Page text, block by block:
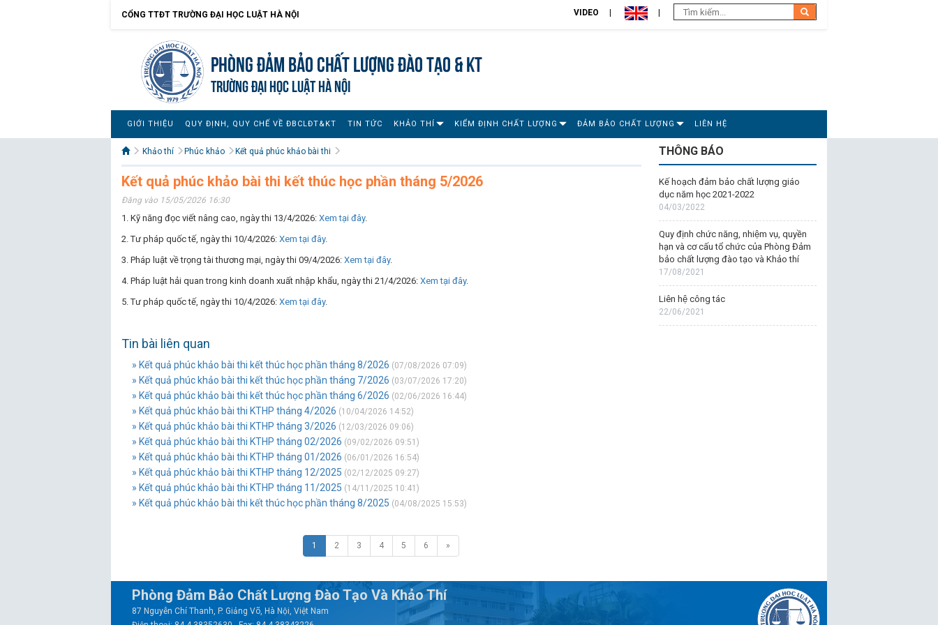
CỔNG TTĐT TRƯỜNG ĐẠI HỌC LUẬT HÀ NỘI VIDEO
Phòng Đảm bảo chất lượng đào tạo & KT
TRƯỜNG ĐẠI HỌC LUẬT HÀ NỘI
GIỚI THIỆU QUY ĐỊNH, QUY CHẾ VỀ ĐBCLĐT&KT TIN TỨC KHẢO THÍ KIỂM ĐỊNH CHẤT LƯỢNG ĐẢM BẢO CHẤT LƯỢNG LIÊN HỆ
Khảo thí Phúc khảo Kết quả phúc khảo bài thi
Kết quả phúc khảo bài thi kết thúc học phần tháng 5/2026
Đăng vào 15/05/2026 16:30
1. Kỹ năng đọc viết nâng cao, ngày thi 13/4/2026: Xem tại đây.
2. Tư pháp quốc tế, ngày thi 10/4/2026: Xem tại đây.
3. Pháp luật về trọng tài thương mại, ngày thi 09/4/2026: Xem tại đây.
4. Pháp luật hải quan trong kinh doanh xuất nhập khẩu, ngày thi 21/4/2026: Xem tại đây.
5. Tư pháp quốc tế, ngày thi 10/4/2026: Xem tại đây.
Tin bài liên quan
» Kết quả phúc khảo bài thi kết thúc học phần tháng 8/2026 (07/08/2026 07:09)
» Kết quả phúc khảo bài thi kết thúc học phần tháng 7/2026 (03/07/2026 17:20)
» Kết quả phúc khảo bài thi kết thúc học phần tháng 6/2026 (02/06/2026 16:44)
» Kết quả phúc khảo bài thi KTHP tháng 4/2026 (10/04/2026 14:52)
» Kết quả phúc khảo bài thi KTHP tháng 3/2026 (12/03/2026 09:06)
» Kết quả phúc khảo bài thi KTHP tháng 02/2026 (09/02/2026 09:51)
» Kết quả phúc khảo bài thi KTHP tháng 01/2026 (06/01/2026 16:54)
» Kết quả phúc khảo bài thi KTHP tháng 12/2025 (02/12/2025 09:27)
» Kết quả phúc khảo bài thi KTHP tháng 11/2025 (14/11/2025 10:41)
» Kết quả phúc khảo bài thi kết thúc học phần tháng 8/2025 (04/08/2025 15:53)
1 2 3 4 5 6 »
THÔNG BÁO
Kế hoạch đảm bảo chất lượng giáo
dục năm học 2021-2022
04/03/2022
Quy định chức năng, nhiệm vụ, quyền
hạn và cơ cấu tổ chức của Phòng Đảm
bảo chất lượng đào tạo và Khảo thí
17/08/2021
Liên hệ công tác
22/06/2021
Phòng Đảm Bảo Chất Lượng Đào Tạo Và Khảo Thí
87 Nguyễn Chí Thanh, P. Giảng Võ, Hà Nội, Việt Nam